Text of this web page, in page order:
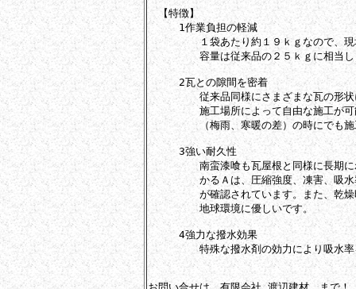
【特徴】
1作業負担の軽減
１袋あたり約１９ｋｇなので、現場
容量は従来品の２５ｋｇに相当し
2瓦との隙間を密着
従来品同様にさまざまな瓦の形状に
施工場所によって自由な施工が可能
（梅雨、寒暖の差）の時にでも施
3強い耐久性
南蛮漆喰も瓦屋根と同様に長期にわ
かるＡは、圧縮強度、凍害、吸水率
が確認されています。また、乾燥時
地球環境に優しいです。
4強力な撥水効果
特殊な撥水剤の効力により吸水率を